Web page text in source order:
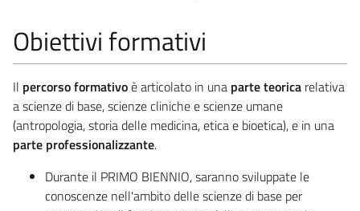
Obiettivi formativi
Il percorso formativoè articolato in una parte teorica relativa
a scienze di base, scienze cliniche e scienze umane
(antropologia, storia delle medicina, etica e bioetica), e in una
parte professionalizzante.
Durante il PRIMO BIENNIO, saranno sviluppate le
conoscenze nell'ambito delle scienze di base per